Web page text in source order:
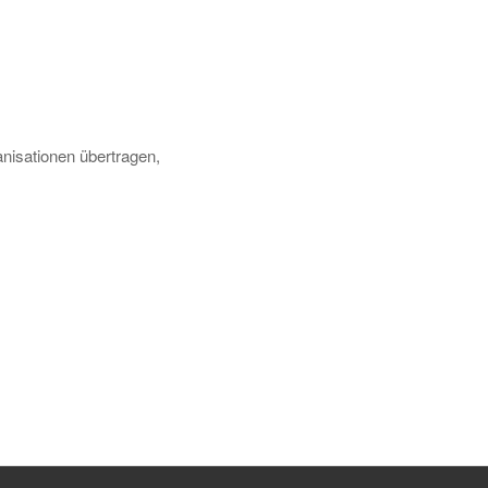
übertragen,